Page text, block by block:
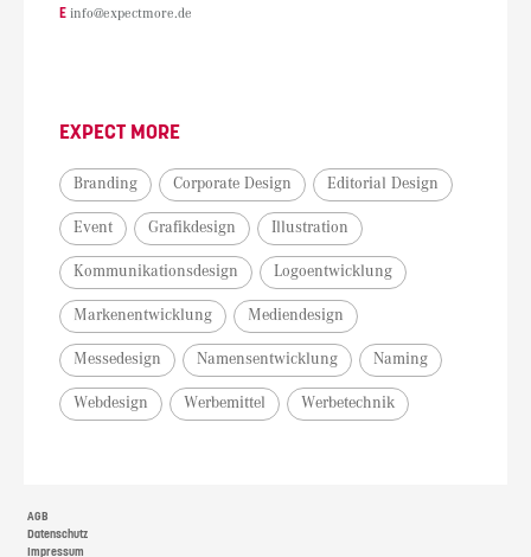
E info@expectmore.de
EXPECT MORE
Branding Corporate Design Editorial Design
Event Grafikdesign Illustration
Kommunikationsdesign Logoentwicklung
Markenentwicklung Mediendesign
Messedesign Namensentwicklung Naming
Webdesign Werbemittel Werbetechnik
AGB
Datenschutz
Impressum